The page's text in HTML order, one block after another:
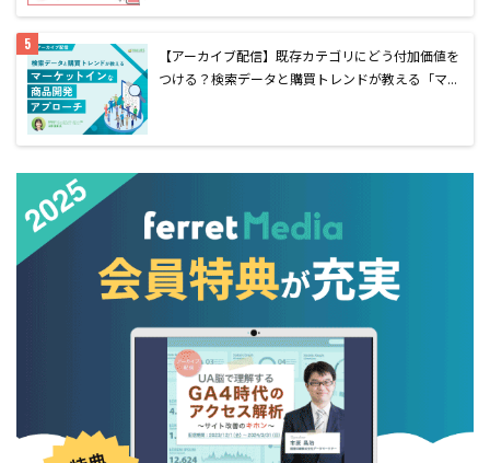
【アーカイブ配信】既存カテゴリにどう付加価値を
つける？検索データと購買トレンドが教える「マ...